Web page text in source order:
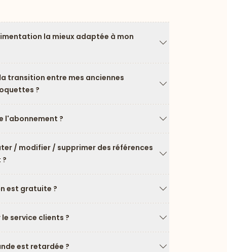
la mieux adaptée à mon
transition entre mes anciennes
?
l'abonnement ?
Flèche vers le
/ modifier / supprimer des références
est gratuite ?
Flèche vers le
service clients ?
Flèche vers le
est retardée ?